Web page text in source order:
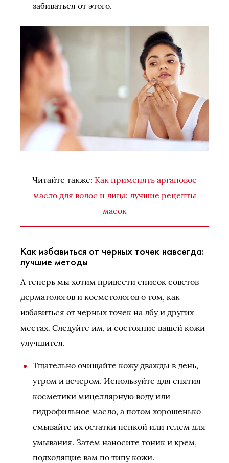
забиваться от этого.
Читайте также: Как применять аргановое
масло для волос и лица: лучшие рецепты
масок
Как избавиться от черных точек навсегда:
лучшие методы
А теперь мы хотим привести список советов
дерматологов и косметологов о том, как
избавиться от черных точек на лбу и других
местах. Следуйте им, и состояние вашей кожи
улучшится.
Тщательно очищайте кожу дважды в день,
утром и вечером. Используйте для снятия
косметики мицеллярную воду или
гидрофильное масло, а потом хорошенько
смывайте их остатки пенкой или гелем для
умывания. Затем наносите тоник и крем,
подходящие вам по типу кожи.